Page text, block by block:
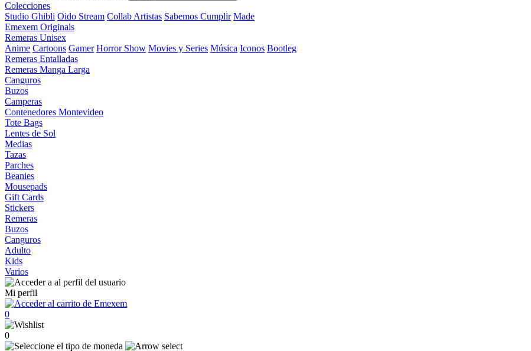
Colecciones
Studio Ghibli Oido Stream Collab Artistas Sabemos Cumplir Made
Emexem Originals
Remeras Unisex
Anime Cartoons Gamer Horror Show Movies y Series Música Iconos Bootleg
Remeras Entalladas
Remeras Manga Larga
Canguros
Buzos
Camperas
Contenedores Montevideo
Tote Bags
Lentes de Sol
Medias
Tazas
Parches
Beanies
Mousepads
Gift Cards
Stickers
Remeras
Buzos
Canguros
Adulto
Kids
Varios
Mi perfil
0
0